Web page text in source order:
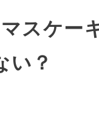
スケーキ
い？